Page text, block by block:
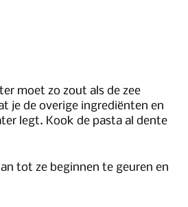
moet zo zout als de zee
je de overige ingrediënten en
legt. Kook de pasta al dente
tot ze beginnen te geuren en